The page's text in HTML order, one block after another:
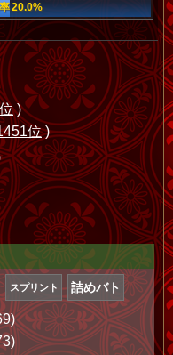
20.0%
)
位)
スプリント 詰めバト